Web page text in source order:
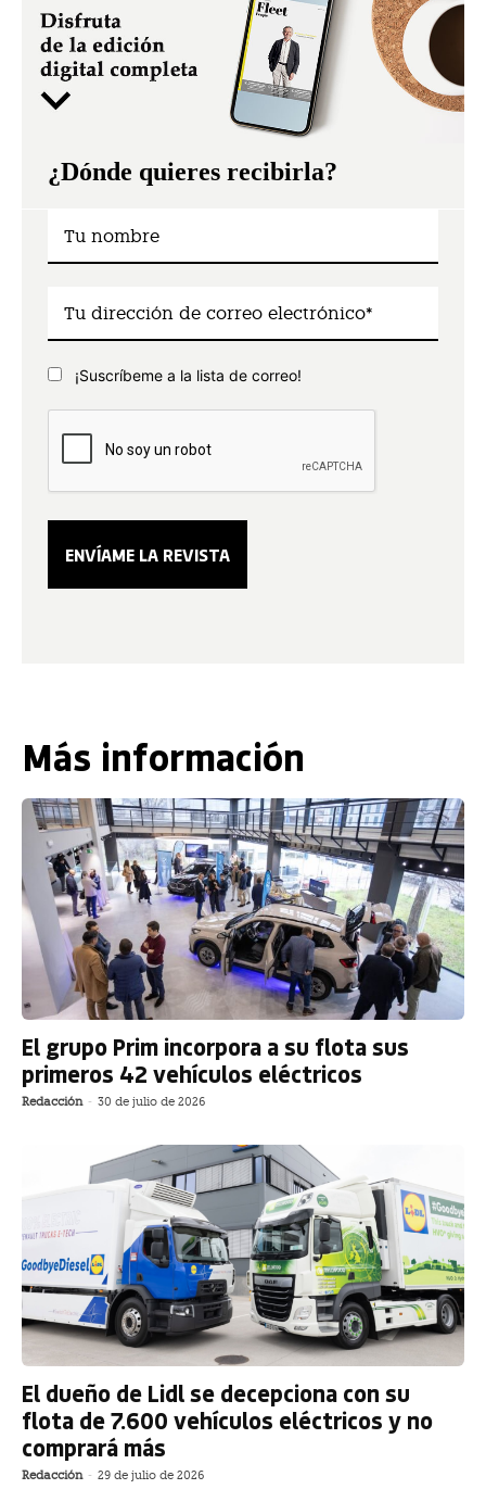
¿Dónde quieres recibirla?
¡Suscríbeme a la lista de correo!
Más información
El grupo Prim incorpora a su flota sus
primeros 42 vehículos eléctricos
Redacción - 30 de julio de 2026
El dueño de Lidl se decepciona con su
flota de 7.600 vehículos eléctricos y no
comprará más
Redacción - 29 de julio de 2026